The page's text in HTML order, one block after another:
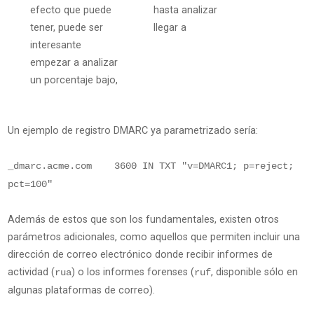
efecto que puede
tener, puede ser
interesante
empezar a analizar
un porcentaje bajo,
hasta analizar
llegar a
Un ejemplo de registro DMARC ya parametrizado sería:
_dmarc.acme.com 3600 IN TXT "v=DMARC1; p=reject;
pct=100"
Además de estos que son los fundamentales, existen otros
parámetros adicionales, como aquellos que permiten incluir una
dirección de correo electrónico donde recibir informes de
actividad (rua) o los informes forenses (ruf, disponible sólo en
algunas plataformas de correo).